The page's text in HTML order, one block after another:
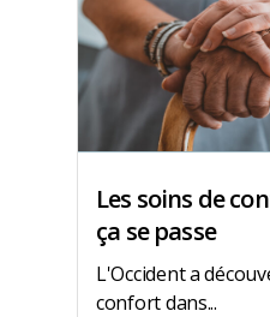
Les soins de
ça se passe
L'Occident a
confort dans...